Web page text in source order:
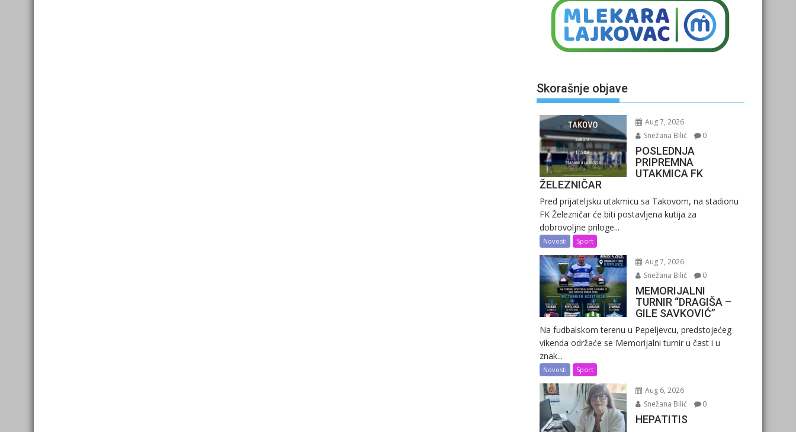
Skorašnje objave
Aug 7, 2026
Snežana Bilić
0
POSLEDNJA
PRIPREMNA
UTAKMICA FK
ŽELEZNIČAR
Pred prijateljsku utakmicu sa Takovom, na stadionu
FK Železničar će biti postavljena kutija za
dobrovoljne priloge...
Novosti Sport
Aug 7, 2026
Snežana Bilić
0
MEMORIJALNI
TURNIR “DRAGIŠA –
GILE SAVKOVIĆ”
Na fudbalskom terenu u Pepeljevcu, predstojećeg
vikenda održaće se Memorijalni turnir u čast i u
znak...
Novosti Sport
Aug 6, 2026
Snežana Bilić
0
HEPATITIS